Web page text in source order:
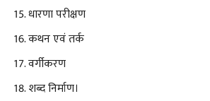
धारणा परीक्षण
कथन एवं तर्क
वर्गीकरण
शब्द निर्माण।